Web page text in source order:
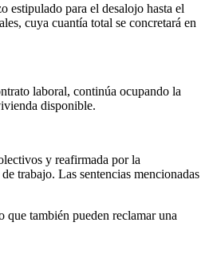
estipulado para el desalojo hasta el
cuya cuantía total se concretará en
laboral, continúa ocupando la
disponible.
y reafirmada por la
trabajo. Las sentencias mencionadas
también pueden reclamar una